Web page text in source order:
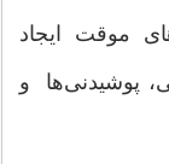
موقت ایجاد
پوشیدنی‌ها و